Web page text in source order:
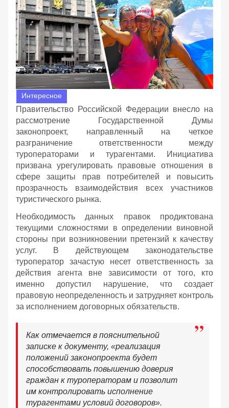
Интересное
Правительство Российской Федерации внесло на
рассмотрение Государственной Думы
законопроект, направленный на четкое
разграничение ответственности между
туроператорами и турагентами. Инициатива
призвана урегулировать правовые отношения в
сфере защиты прав потребителей и повысить
прозрачность взаимодействия всех участников
туристического рынка.
Необходимость данных правок продиктована
текущими сложностями в определении виновной
стороны при возникновении претензий к качеству
услуг. В действующем законодательстве
туроператор зачастую несет ответственность за
действия агента вне зависимости от того, кто
именно допустил нарушение, что создает
правовую неопределенность и затрудняет контроль
за исполнением договорных обязательств.
Как отмечается в пояснительной
записке к документу, «реализация
положений законопроекта будет
способствовать повышению доверия
граждан к туроператорам и позволит
им контролировать исполнение
турагентами условий договоров».